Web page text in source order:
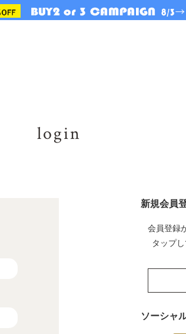
login
新規会員
会員登録
タップ
ソーシャ